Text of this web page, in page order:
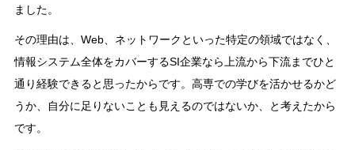
ました。
その理由は、Web、ネットワークといった特定の領域ではなく、
情報システム全体をカバーするSI企業なら上流から下流までひと
通り経験できると思ったからです。高専での学びを活かせるかど
うか、自分に足りないことも見えるのではないか、と考えたから
です。